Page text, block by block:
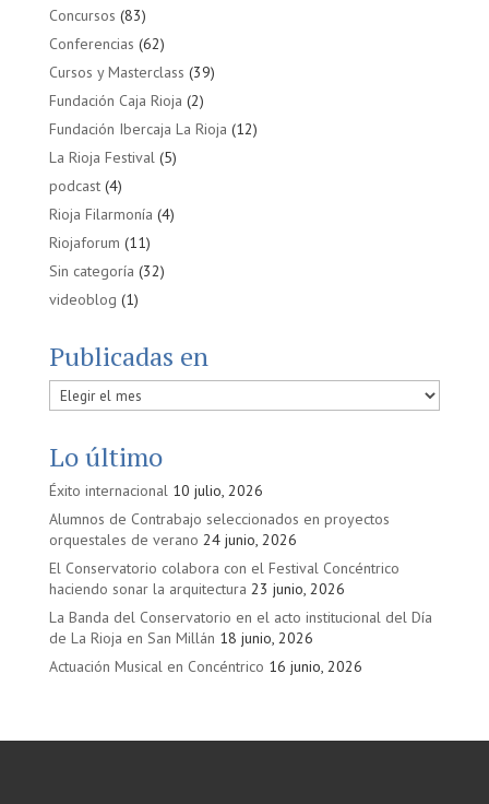
Concursos (83)
Conferencias (62)
Cursos y Masterclass (39)
Fundación Caja Rioja (2)
Fundación Ibercaja La Rioja (12)
La Rioja Festival(5)
podcast(4)
Rioja Filarmonía (4)
Riojaforum (11)
Sin categoría (32)
videoblog (1)
Publicadas en
Publicadas
en
Lo último
Éxito internacional 10 julio, 2026
Alumnos de Contrabajo seleccionados en proyectos
orquestales de verano 24 junio, 2026
El Conservatorio colabora con el Festival Concéntrico
haciendo sonar la arquitectura 23 junio, 2026
La Banda del Conservatorio en el acto institucional del Día
de La Rioja en San Millán 18 junio, 2026
Actuación Musical en Concéntrico 16 junio, 2026